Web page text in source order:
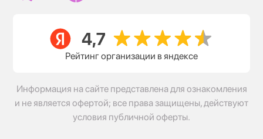
Рейтинг организации в яндексе
Информация на сайте представлена для ознакомления
и не является офертой; все права защищены, действуют
условия публичной оферты.